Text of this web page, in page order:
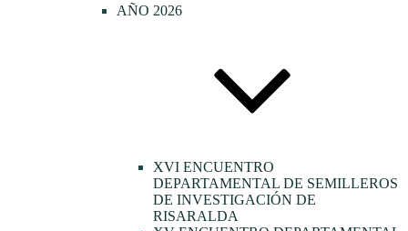
AÑO 2026
XVI ENCUENTRO
DEPARTAMENTAL DE SEMILLEROS
DE INVESTIGACIÓN DE
RISARALDA